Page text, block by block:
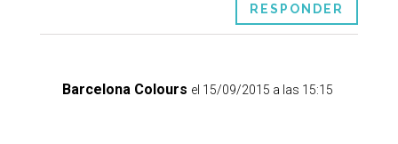
RESPONDER
Barcelona Colours el 15/09/2015 a las 15:15